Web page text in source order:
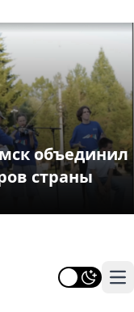
объединил
страны